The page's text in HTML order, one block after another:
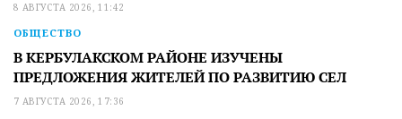
8 АВГУСТА 2026, 11:42
ОБЩЕСТВО
В КЕРБУЛАКСКОМ РАЙОНЕ ИЗУЧЕНЫ
ПРЕДЛОЖЕНИЯ ЖИТЕЛЕЙ ПО РАЗВИТИЮ СЕЛ
7 АВГУСТА 2026, 17:36